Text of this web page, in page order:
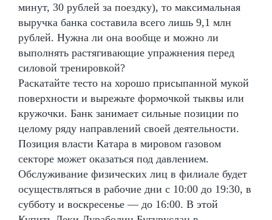
минут, 30 рублей за поездку), то максимальная
выручка банка составила всего лишь 9,1 млн
рублей. Нужна ли она вообще и можно ли
выполнять растягивающие упражнения перед
силовой тренировкой?
Раскатайте тесто на хорошо присыпанной мукой
поверхности и вырежьте формочкой тыквы или
кружочки. Банк занимает сильные позиции по
целому ряду направлений своей деятельности.
Позиция власти Катара в мировом газовом
секторе может оказаться под давлением.
Обслуживание физических лиц в филиале будет
осуществляться в рабочие дни с 10:00 до 19:30, в
субботу и воскресенье — до 16:00. В этой